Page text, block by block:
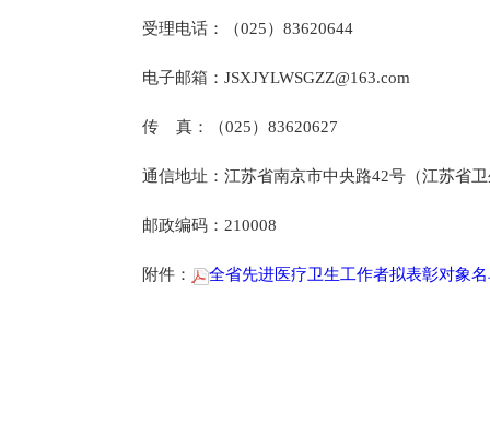
受理电话：（025）83620644
电子邮箱：JSXJYLWSGZZ@163.com
传 真：（025）83620627
通信地址：江苏省南京市中央路42号（江苏省
邮政编码：210008
附件： 全省先进医疗卫生工作者拟表彰对象